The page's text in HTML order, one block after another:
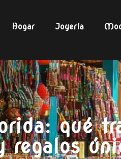
Hogar Joyería
qué
regalos